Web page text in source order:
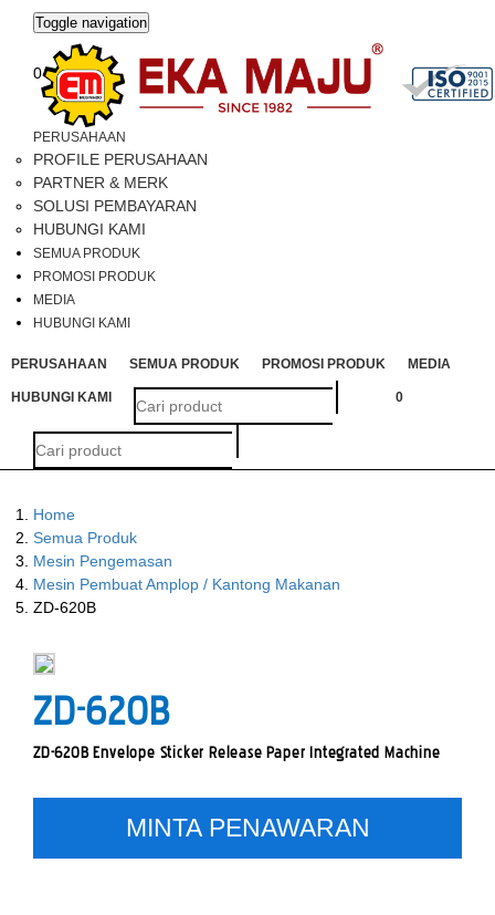
Toggle navigation
0
PERUSAHAAN
PROFILE PERUSAHAAN
PARTNER & MERK
SOLUSI PEMBAYARAN
HUBUNGI KAMI
SEMUA PRODUK
PROMOSI PRODUK
MEDIA
HUBUNGI KAMI
PERUSAHAAN SEMUA PRODUK PROMOSI PRODUK MEDIA
HUBUNGI KAMI 0
Home
Semua Produk
Mesin Pengemasan
Mesin Pembuat Amplop / Kantong Makanan
ZD-620B
ZD-620B
ZD-620B Envelope Sticker Release Paper Integrated Machine
MINTA PENAWARAN